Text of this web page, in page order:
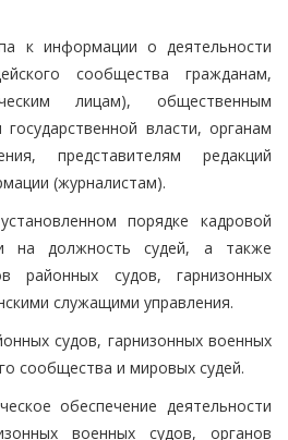
к информации о деятельности
сообщества гражданам,
лицам), общественным
власти, органам
представителям редакций
(журналистам).
порядке кадровой
на должность судей, а также
районных судов, гарнизонных
служащими управления.
судов, гарнизонных военных
сообщества и мировых судей.
обеспечение деятельности
военных судов, органов